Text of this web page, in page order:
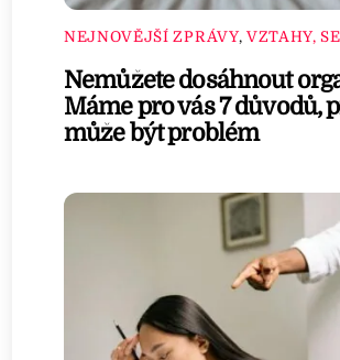
NEJNOVĚJŠÍ ZPRÁVY, VZTAHY,
Nemůžete dosáhnout
Máme pro vás 7 důvodů,
může být problém